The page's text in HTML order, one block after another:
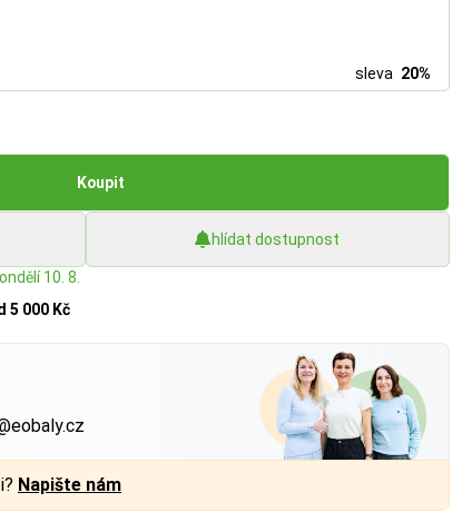
sleva 20%
Koupit
hlídat dostupnost
10. 8.
5 000 Kč
Napište nám